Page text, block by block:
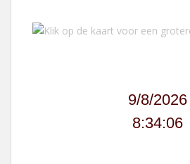
9/8/2026
8:34:06